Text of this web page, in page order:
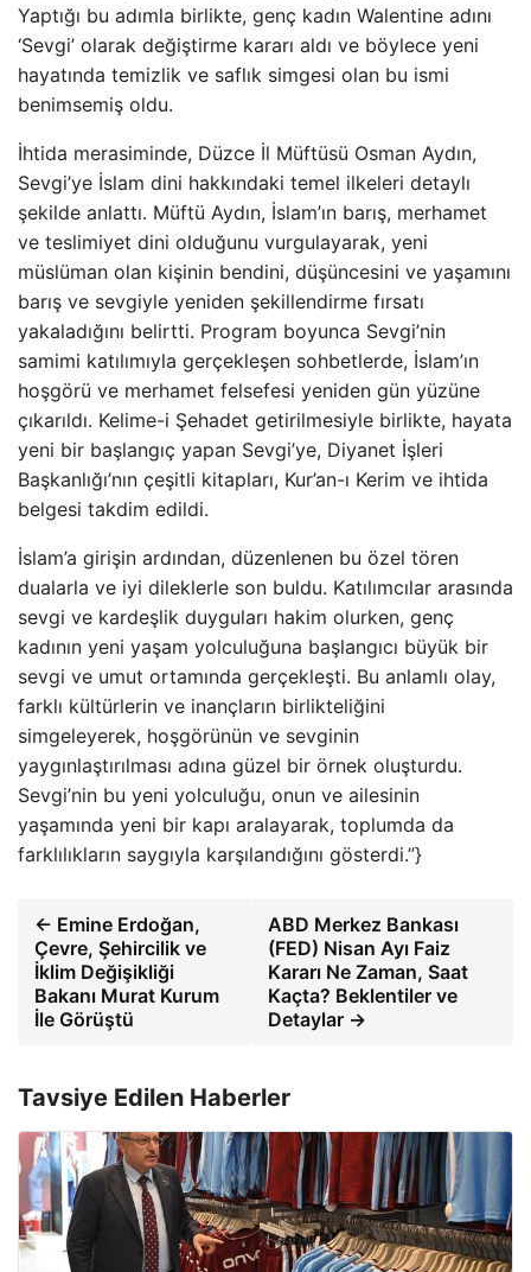
Yaptığı bu adımla birlikte, genç kadın Walentine adını
‘Sevgi’ olarak değiştirme kararı aldı ve böylece yeni
hayatında temizlik ve saflık simgesi olan bu ismi
benimsemiş oldu.
İhtida merasiminde, Düzce İl Müftüsü Osman Aydın,
Sevgi’ye İslam dini hakkındaki temel ilkeleri detaylı
şekilde anlattı. Müftü Aydın, İslam’ın barış, merhamet
ve teslimiyet dini olduğunu vurgulayarak, yeni
müslüman olan kişinin bendini, düşüncesini ve yaşamını
barış ve sevgiyle yeniden şekillendirme fırsatı
yakaladığını belirtti. Program boyunca Sevgi’nin
samimi katılımıyla gerçekleşen sohbetlerde, İslam’ın
hoşgörü ve merhamet felsefesi yeniden gün yüzüne
çıkarıldı. Kelime-i Şehadet getirilmesiyle birlikte, hayata
yeni bir başlangıç yapan Sevgi’ye, Diyanet İşleri
Başkanlığı’nın çeşitli kitapları, Kur’an-ı Kerim ve ihtida
belgesi takdim edildi.
İslam’a girişin ardından, düzenlenen bu özel tören
dualarla ve iyi dileklerle son buldu. Katılımcılar arasında
sevgi ve kardeşlik duyguları hakim olurken, genç
kadının yeni yaşam yolculuğuna başlangıcı büyük bir
sevgi ve umut ortamında gerçekleşti. Bu anlamlı olay,
farklı kültürlerin ve inançların birlikteliğini
simgeleyerek, hoşgörünün ve sevginin
yaygınlaştırılması adına güzel bir örnek oluşturdu.
Sevgi’nin bu yeni yolculuğu, onun ve ailesinin
yaşamında yeni bir kapı aralayarak, toplumda da
farklılıkların saygıyla karşılandığını gösterdi.”}
← Emine Erdoğan,
Çevre, Şehircilik ve
İklim Değişikliği
Bakanı Murat Kurum
İle Görüştü
ABD Merkez Bankası
(FED) Nisan Ayı Faiz
Kararı Ne Zaman, Saat
Kaçta? Beklentiler ve
Detaylar →
Tavsiye Edilen Haberler